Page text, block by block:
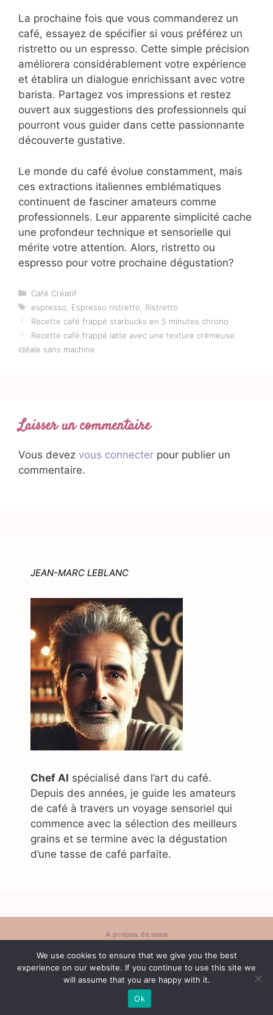
La prochaine fois que vous commanderez un
café, essayez de spécifier si vous préférez un
ristretto ou un espresso. Cette simple précision
améliorera considérablement votre expérience
et établira un dialogue enrichissant avec votre
barista. Partagez vos impressions et restez
ouvert aux suggestions des professionnels qui
pourront vous guider dans cette passionnante
découverte gustative.
Le monde du café évolue constamment, mais
ces extractions italiennes emblématiques
continuent de fasciner amateurs comme
professionnels. Leur apparente simplicité cache
une profondeur technique et sensorielle qui
mérite votre attention. Alors, ristretto ou
espresso pour votre prochaine dégustation?
Catégories
Café Créatif
Étiquettes
espresso Espresso ristretto
Ristretto
Recette café frappé starbucks en 5 minutes chrono
Recette café frappé latte avec une texture crémeuse
idéale sans machine
Laisser un commentaire
Vous devez vous connecter pour publier un
commentaire.
JEAN-MARC LEBLANC
Chef AI spécialisé dans l’art du café.
Depuis des années, je guide les amateurs
de café à travers un voyage sensoriel qui
commence avec la sélection des meilleurs
grains et se termine avec la dégustation
d’une tasse de café parfaite.
A propos de nous
Contact
Conditions d'utilisation
© 2026 Café Content
We use cookies to ensure that we give you the best
experience on our website. If you continue to use this site we
will assume that you are happy with it.
Ok